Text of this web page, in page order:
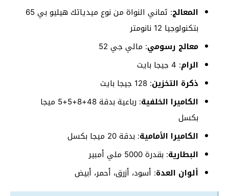
المعالج
: ثماني النواة من نوع ميدياتك هيليو بي 65
بتكنولوجيا 12 نانومتر
معالج رسومي: مالي جي 52
الرام: 4 جيجا بايت
ذكرة التخزين: 128 جيجا بايت
الكاميرا الخلفية
: رباعية بدقة 48+8+5+5 ميجا
بكسل
الكاميرا الأمامية: بدقة 20 ميجا بكسل
البطارية: بقدرة 5000 ملي أمبير
ألوان العدة: أسود، أزرق، أحمر، أبيض